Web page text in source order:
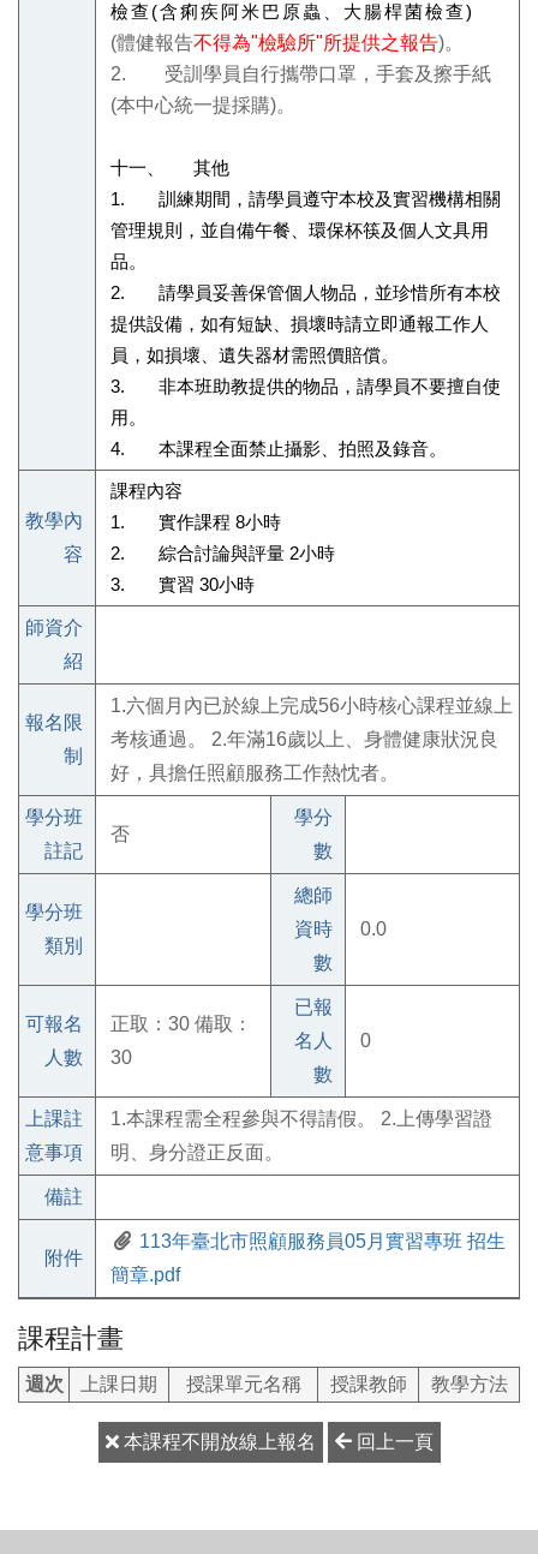
檢查(含痢疾阿米巴原蟲、大腸桿菌檢查)
(體健報告不得為"檢驗所"所提供之報告)。
2.
受訓學員自行攜帶口罩，手套及擦手紙
(本中心統一提採購)。
十一、 其他
1. 訓練期間，請學員遵守本校及實習機構相關
管理規則，並自備午餐、環保杯筷及個人文具用
品。
2. 請學員妥善保管個人物品，並珍惜所有本校
提供設備，如有短缺、損壞時請立即通報工作人
員，如損壞、遺失器材需照價賠償。
3. 非本班助教提供的物品，請學員不要擅自使
用。
4. 本課程全面禁止攝影、拍照及錄音。
教學內
容
課程內容
1. 實作課程 8小時
2. 綜合討論與評量 2小時
3. 實習 30小時
師資介
紹
報名限
制
1.六個月內已於線上完成56小時核心課程並線上
考核通過。 2.年滿16歲以上、身體健康狀況良
好，具擔任照顧服務工作熱忱者。
學分班
註記
否
學分
數
學分班
類別
總師
資時
數
0.0
可報名
人數
正取：30 備取：
30
已報
名人
數
0
上課註
意事項
1.本課程需全程參與不得請假。 2.上傳學習證
明、身分證正反面。
備註
附件
113年臺北市照顧服務員05月實習專班 招生
簡章.pdf
課程計畫
週次 上課日期 授課單元名稱 授課教師 教學方法
本課程不開放線上報名 回上一頁